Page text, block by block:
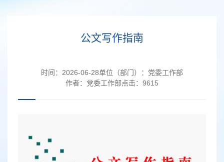
公文写作指南
时间： 2026-06-28单位（部门）： 党委工作部
作者： 党委工作部点击： 9615